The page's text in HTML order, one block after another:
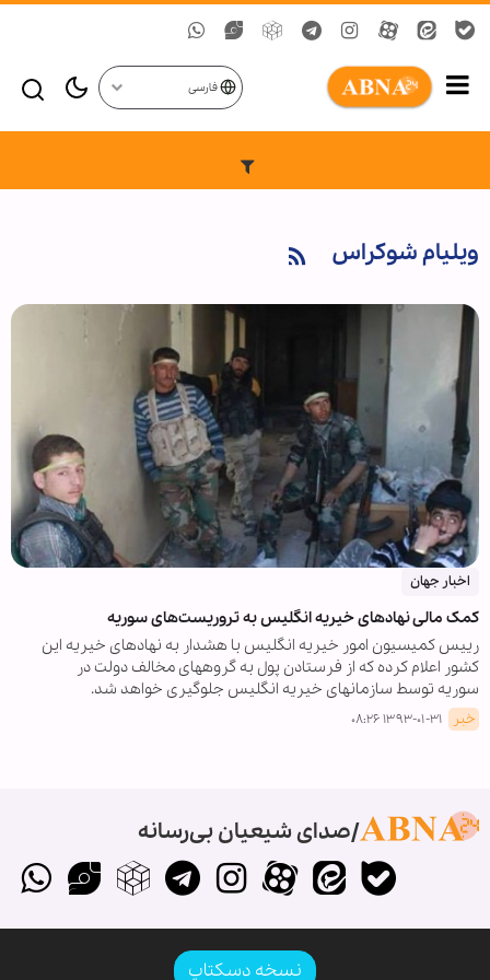
فارسی
ویلیام شوکراس
اخبار جهان
کمک مالی نهادهای خیریه انگلیس به تروریست‌های سوریه
رییس کمیسیون امور خیریه انگلیس با هشدار به نهادهای خیریه این
کشور اعلام کرده که از فرستادن پول به گروههای مخالف دولت در
سوریه توسط سازمانهای خیریه انگلیس جلوگیری خواهد شد.
خبر ۱۳۹۳-۰۱-۳۱ ۰۸:۲۶
صدای شیعیان بی‌رسانه
نسخه دسکتاپ